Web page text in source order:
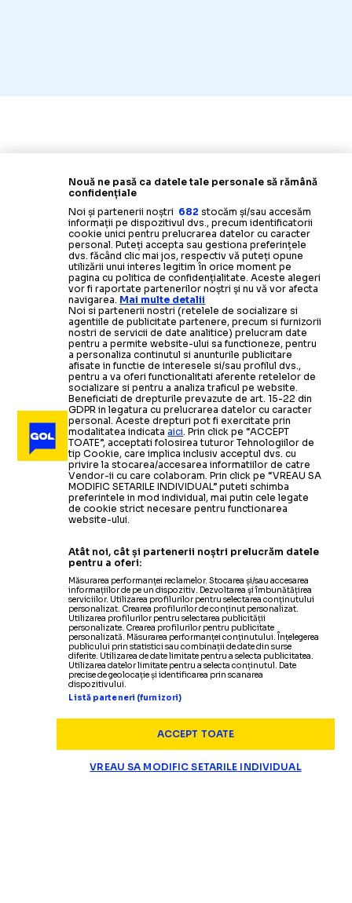
Nouă ne pasă ca datele tale personale să rămână
confidențiale
Noi și partenerii noștri 682 stocăm și/sau accesăm
informații pe dispozitivul dvs., precum identificatorii
cookie unici pentru prelucrarea datelor cu caracter
personal. Puteți accepta sau gestiona preferințele
dvs. făcând clic mai jos, respectiv vă puteți opune
utilizării unui interes legitim în orice moment pe
pagina cu politica de confidențialitate. Aceste alegeri
vor fi raportate partenerilor noștri și nu vă vor afecta
navigarea. Mai multe detalii
Noi si partenerii nostri (retelele de socializare si
agentiile de publicitate partenere, precum si furnizorii
nostri de servicii de date analitice) prelucram date
pentru a permite website-ului sa functioneze, pentru
a personaliza continutul si anunturile publicitare
afisate in functie de interesele si/sau profilul dvs.,
pentru a va oferi functionalitati aferente retelelor de
socializare si pentru a analiza traficul pe website.
Beneficiati de drepturile prevazute de art. 15-22 din
GDPR in legatura cu prelucrarea datelor cu caracter
personal. Aceste drepturi pot fi exercitate prin
modalitatea indicataaici. Prin click pe “ACCEPT
TOATE”, acceptati folosirea tuturor Tehnologiilor de
tip Cookie, care implica inclusiv acceptul dvs. cu
privire la stocarea/accesarea informatiilor de catre
Vendor-ii cu care colaboram. Prin click pe “VREAU SA
MODIFIC SETARILE INDIVIDUAL” puteti schimba
preferintele in mod individual, mai putin cele legate
de cookie strict necesare pentru functionarea
website-ului.
Atât noi, cât și partenerii noștri prelucrăm datele
pentru a oferi:
Măsurarea performanței reclamelor. Stocarea și/sau accesarea
informațiilor de pe un dispozitiv. Dezvoltarea și îmbunătățirea
serviciilor. Utilizarea profilurilor pentru selectarea conținutului
personalizat. Crearea profilurilor de conținut personalizat.
Utilizarea profilurilor pentru selectarea publicității
personalizate. Crearea profilurilor pentru publicitate
personalizată. Măsurarea performanței conținutului. Înțelegerea
publicului prin statistici sau combinații de date din surse
diferite. Utilizarea de date limitate pentru a selecta publicitatea.
Utilizarea datelor limitate pentru a selecta conținutul. Date
precise de geolocație și identificarea prin scanarea
dispozitivului.
Listă parteneri (furnizori)
ACCEPT TOATE
VREAU SA MODIFIC SETARILE INDIVIDUAL